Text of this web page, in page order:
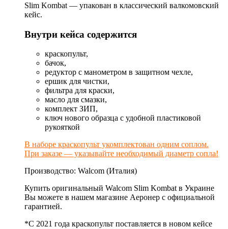
Slim Kombat — упакован в классический валкомовский
кейс.
Внутри кейса содержится
краскопульт,
бачок,
редуктор с манометром в защитном чехле,
ершик для чистки,
фильтра для краски,
масло для смазки,
комплект ЗИП,
ключ нового образца с удобной пластиковой
рукояткой
В наборе краскопульт укомплектован одним соплом.
При заказе — указывайте необходимый диаметр сопла!
Производство: Walcom (Италия)
Купить оригинальный Walcom Slim Kombat в Украине
Вы можете в нашем магазине Аеронер с официальной
гарантией.
*С 2021 года краскопульт поставляется в новом кейсе